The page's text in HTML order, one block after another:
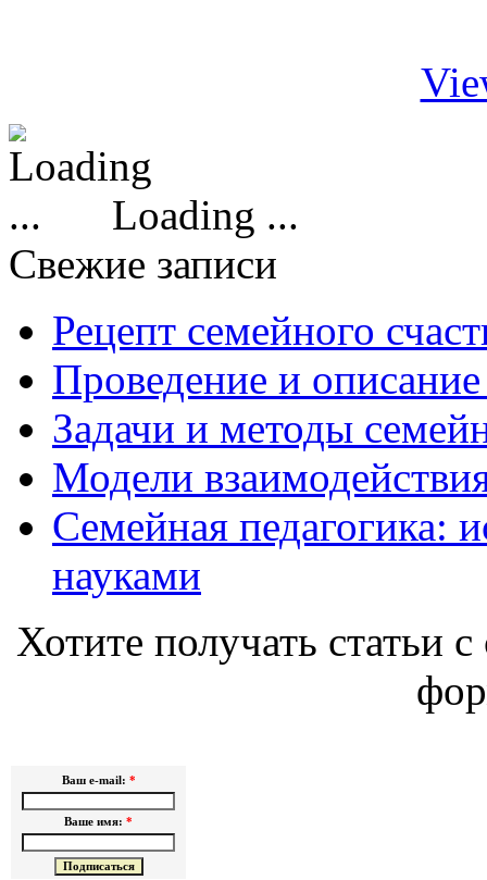
Loading ...
Свежие записи
Рецепт семейного
Проведение и описание
Задачи и методы
Модели
Семейная педагогика:
науками
Хотите получать статьи
Ваш e-mail: *
Ваше имя: *